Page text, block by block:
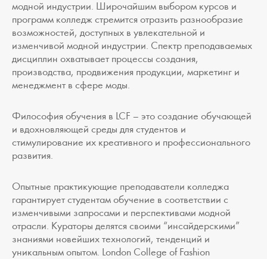
модной индустрии. Широчайшим выбором курсов и
программ колледж стремится отразить разнообразие
возможностей, доступных в увлекательной и
изменчивой модной индустрии. Спектр преподаваемых
дисциплин охватывает процессы создания,
производства, продвижения продукции, маркетинг и
менеджмент в сфере моды.
Философия обучения в LCF – это создание обучающей
и вдохновляющей среды для студентов и
стимулирование их креативного и профессионального
развития.
Опытные практикующие преподаватели колледжа
гарантирует студентам обучение в соответствии с
изменчивыми запросами и перспективами модной
отрасли. Кураторы делятся своими “инсайдерскими”
знаниями новейших технологий, тенденций и
уникальным опытом. London College of Fashion